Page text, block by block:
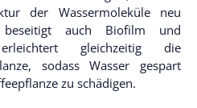
der Wassermoleküle neu
auch Biofilm und
gleichzeitig die
sodass Wasser gespart
zu schädigen.